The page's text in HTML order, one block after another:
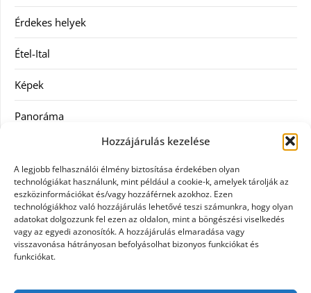
Hozzájárulás kezelése
A legjobb felhasználói élmény biztosítása érdekében olyan
technológiákat használunk, mint például a cookie-k, amelyek tárolják az
eszközinformációkat és/vagy hozzáférnek azokhoz. Ezen
technológiákhoz való hozzájárulás lehetővé teszi számunkra, hogy olyan
adatokat dolgozzunk fel ezen az oldalon, mint a böngészési viselkedés
vagy az egyedi azonosítók. A hozzájárulás elmaradása vagy
visszavonása hátrányosan befolyásolhat bizonyos funkciókat és
funkciókat.
Érdekes helyek
Étel-Ital
Képek
Panoráma
Szolgáltatás
Vásárlás
Webáruházak